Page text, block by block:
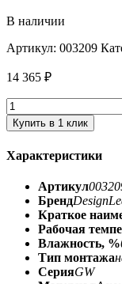
В наличии
Артикул: 003209
14 365 ₽
Купить в 1 клик
Характеристики
Артикул
Бренд
Краткое
Рабочая
Влажность, %
Тип монтажа
СерияGW